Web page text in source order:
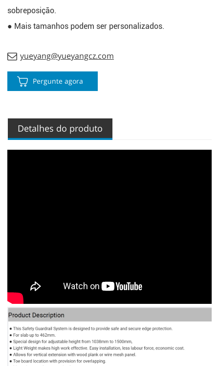
sobreposição.
● Mais tamanhos podem ser personalizados.
yueyang@yueyangcz.com
Pergunte agora
Detalhes do produto